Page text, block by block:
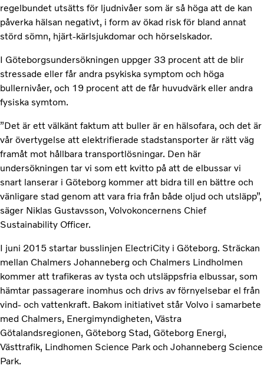
regelbundet utsätts för ljudnivåer som är så höga att de kan
påverka hälsan negativt, i form av ökad risk för bland annat
störd sömn, hjärt-kärlsjukdomar och hörselskador.
I Göteborgsundersökningen uppger 33 procent att de blir
stressade eller får andra psykiska symptom och höga
bullernivåer, och 19 procent att de får huvudvärk eller andra
fysiska symtom.
”Det är ett välkänt faktum att buller är en hälsofara, och det är
vår övertygelse att elektrifierade stadstansporter är rätt väg
framåt mot hållbara transportlösningar. Den här
undersökningen tar vi som ett kvitto på att de elbussar vi
snart lanserar i Göteborg kommer att bidra till en bättre och
vänligare stad genom att vara fria från både oljud och utsläpp”,
säger Niklas Gustavsson, Volvokoncernens Chief
Sustainability Officer.
I juni 2015 startar busslinjen ElectriCity i Göteborg. Sträckan
mellan Chalmers Johanneberg och Chalmers Lindholmen
kommer att trafikeras av tysta och utsläppsfria elbussar, som
hämtar passagerare inomhus och drivs av förnyelsebar el från
vind- och vattenkraft. Bakom initiativet står Volvo i samarbete
med Chalmers, Energimyndigheten, Västra
Götalandsregionen, Göteborg Stad, Göteborg Energi,
Västtrafik, Lindhomen Science Park och Johanneberg Science
Park.